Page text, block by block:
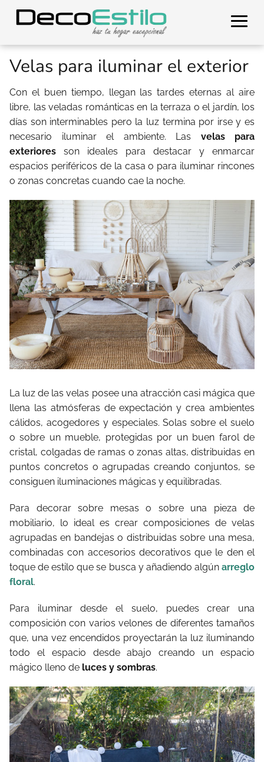
Velas para iluminar el exterior
Con el buen tiempo, llegan las tardes eternas al aire
libre, las veladas románticas en la terraza o el jardín, los
días son interminables pero la luz termina por irse y es
necesario iluminar el ambiente. Las velas para
exteriores son ideales para destacar y enmarcar
espacios periféricos de la casa o para iluminar rincones
o zonas concretas cuando cae la noche.
La luz de las velas posee una atracción casi mágica que
llena las atmósferas de expectación y crea ambientes
cálidos, acogedores y especiales. Solas sobre el suelo
o sobre un mueble, protegidas por un buen farol de
cristal, colgadas de ramas o zonas altas, distribuidas en
puntos concretos o agrupadas creando conjuntos, se
consiguen iluminaciones mágicas y equilibradas.
Para decorar sobre mesas o sobre una pieza de
mobiliario, lo ideal es crear composiciones de velas
agrupadas en bandejas o distribuidas sobre una mesa,
combinadas con accesorios decorativos que le den el
toque de estilo que se busca y añadiendo algún arreglo
floral.
Para iluminar desde el suelo, puedes crear una
composición con varios velones de diferentes tamaños
que, una vez encendidos proyectarán la luz iluminando
todo el espacio desde abajo creando un espacio
mágico lleno de luces y sombras.